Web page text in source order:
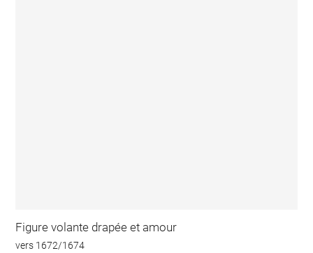
Figure volante drapée et amour
vers 1672/1674